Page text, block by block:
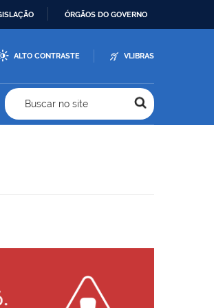
ÓRGÃOS DO GOVERNO
ALTO CONTRASTE VLIBRAS
Buscar no site